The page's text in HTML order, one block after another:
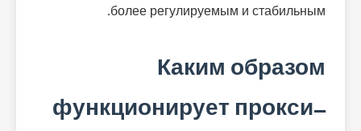
более регулируемым и стабильным.
Каким образом
функционирует прокси-